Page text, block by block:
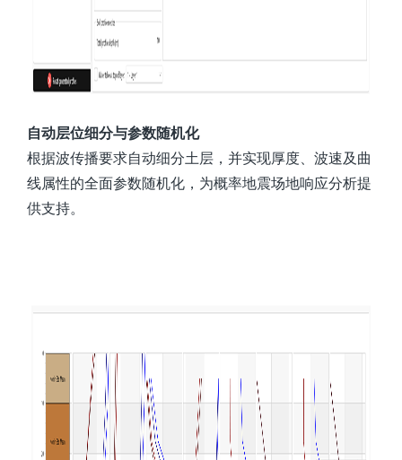
自动层位细分与参数随机化
根据波传播要求自动细分土层，并实现厚度、波速及曲
线属性的全面参数随机化，为概率地震场地响应分析提
供支持。